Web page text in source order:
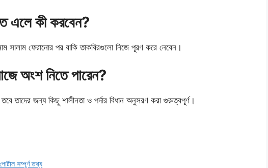
এলে কী করবেন?
ফেরানোর পর বাকি তাকবিরগুলো নিজে পূরণ করে নেবেন।
অংশ নিতে পারেন?
তবে তাদের জন্য কিছু শালীনতা ও পর্দার বিধান অনুসরণ করা গুরুত্বপূর্ণ।
সম্পূর্ণ তথ্য